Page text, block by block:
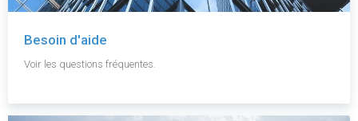
Besoin d'aide
Voir les questions fréquentes.